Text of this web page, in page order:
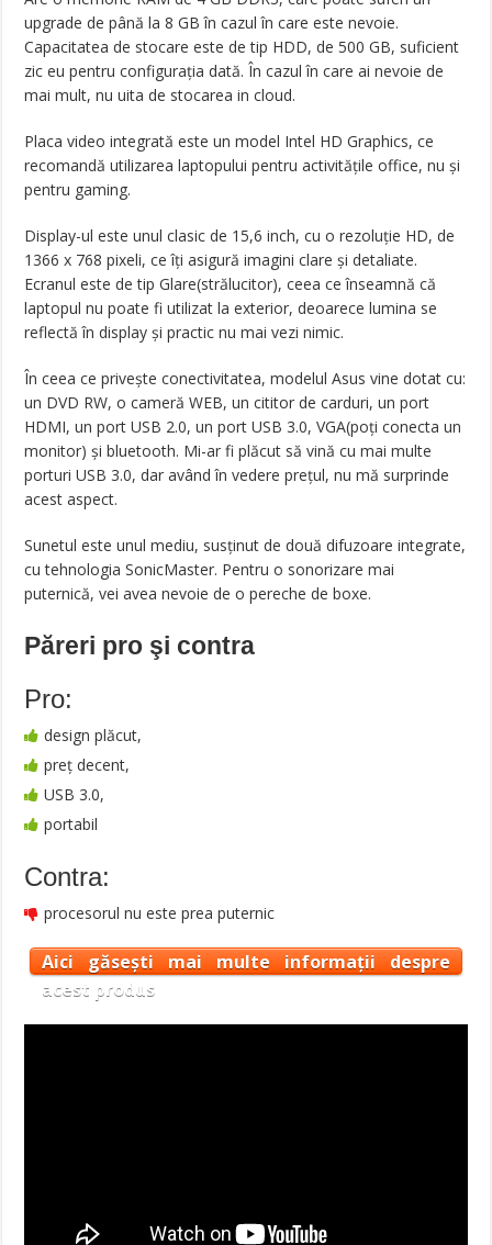
upgrade de până la 8 GB în cazul în care este nevoie.
Capacitatea de stocare este de tip HDD, de 500 GB, suficient
zic eu pentru configurația dată. În cazul în care ai nevoie de
mai mult, nu uita de stocarea in cloud.
Placa video integrată este un model Intel HD Graphics, ce
recomandă utilizarea laptopului pentru activitățile office, nu și
pentru gaming.
Display-ul este unul clasic de 15,6 inch, cu o rezoluție HD, de
1366 x 768 pixeli, ce îți asigură imagini clare și detaliate.
Ecranul este de tip Glare(strălucitor), ceea ce înseamnă că
laptopul nu poate fi utilizat la exterior, deoarece lumina se
reflectă în display și practic nu mai vezi nimic.
În ceea ce privește conectivitatea, modelul Asus vine dotat cu:
un DVD RW, o cameră WEB, un cititor de carduri, un port
HDMI, un port USB 2.0, un port USB 3.0, VGA(poți conecta un
monitor) și bluetooth. Mi-ar fi plăcut să vină cu mai multe
porturi USB 3.0, dar având în vedere prețul, nu mă surprinde
acest aspect.
Sunetul este unul mediu, susținut de două difuzoare integrate,
cu tehnologia SonicMaster. Pentru o sonorizare mai
puternică, vei avea nevoie de o pereche de boxe.
Păreri pro şi contra
Pro:
design plăcut,
preț decent,
USB 3.0,
portabil
Contra:
procesorul nu este prea puternic
Aici găsești mai multe informații despre
acest produs